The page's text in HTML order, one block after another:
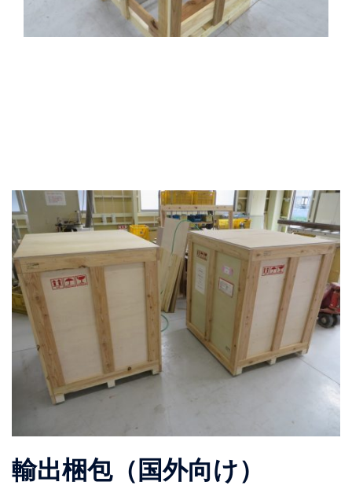
輸出梱包（国外向け）